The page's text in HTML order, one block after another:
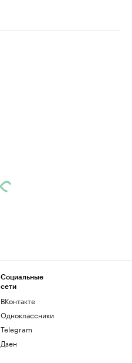
Социальные
сети
ВКонтакте
Одноклассники
Telegram
Дзен